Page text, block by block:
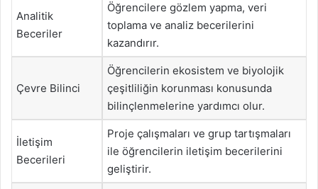
Analitik
Beceriler
Öğrencilere gözlem yapma, veri
toplama ve analiz becerilerini
kazandırır.
Çevre Bilinci
Öğrencilerin ekosistem ve biyolojik
çeşitliliğin korunması konusunda
bilinçlenmelerine yardımcı olur.
İletişim
Becerileri
Proje çalışmaları ve grup tartışmaları
ile öğrencilerin iletişim becerilerini
geliştirir.